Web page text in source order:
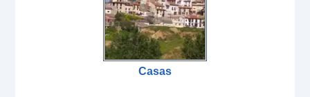
Casas